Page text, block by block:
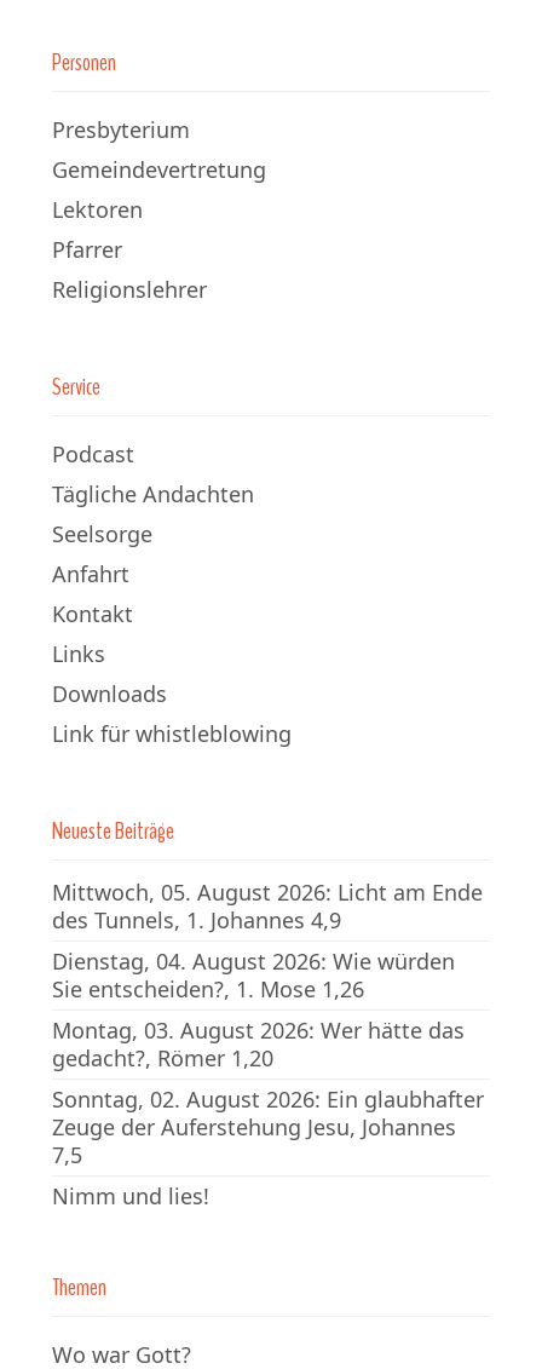
Personen
Presbyterium
Gemeindevertretung
Lektoren
Pfarrer
Religionslehrer
Service
Podcast
Tägliche Andachten
Seelsorge
Anfahrt
Kontakt
Links
Downloads
Link für whistleblowing
Neueste Beiträge
Mittwoch, 05. August 2026: Licht am Ende
des Tunnels, 1. Johannes 4,9
Dienstag, 04. August 2026: Wie würden
Sie entscheiden?, 1. Mose 1,26
Montag, 03. August 2026: Wer hätte das
gedacht?, Römer 1,20
Sonntag, 02. August 2026: Ein glaubhafter
Zeuge der Auferstehung Jesu, Johannes
7,5
Nimm und lies!
Themen
Wo war Gott?